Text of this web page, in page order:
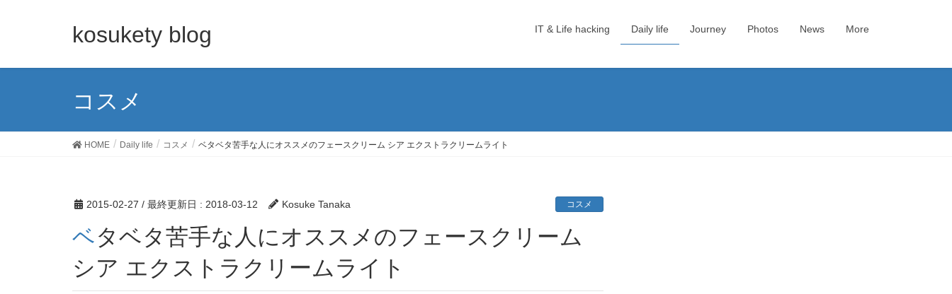
kosukety blog IT & Life hacking Daily life Journey Photos News More
コスメ
HOME Daily life コスメ ベタベタ苦手な人にオススメのフェースクリーム シア エクストラクリームライト
2015-02-27 / 最終更新日 : 2018-03-12 Kosuke Tanaka コスメ
ベタベタ苦手な人にオススメのフェースクリーム
シア エクストラクリームライト